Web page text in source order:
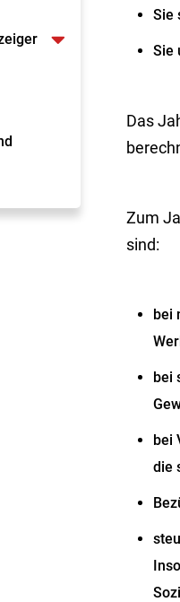
Sie
Sie
Das
Zum
sind:
bei
bei
bei
die